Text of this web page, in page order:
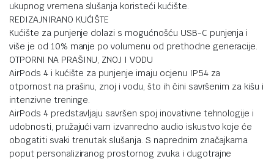
ukupnog vremena slušanja koristeći kućište.
REDIZAJNIRANO KUĆIŠTE
Kućište za punjenje dolazi s mogućnošću USB-C punjenja i
više je od 10% manje po volumenu od prethodne generacije.
OTPORNI NA PRAŠINU, ZNOJ I VODU
AirPods 4 i kućište za punjenje imaju ocjenu IP54 za
otpornost na prašinu, znoj i vodu, što ih čini savršenim za kišu i
intenzivne treninge.
AirPods 4 predstavljaju savršen spoj inovativne tehnologije i
udobnosti, pružajući vam izvanredno audio iskustvo koje će
obogatiti svaki trenutak slušanja. S naprednim značajkama
poput personaliziranog prostornog zvuka i dugotrajne